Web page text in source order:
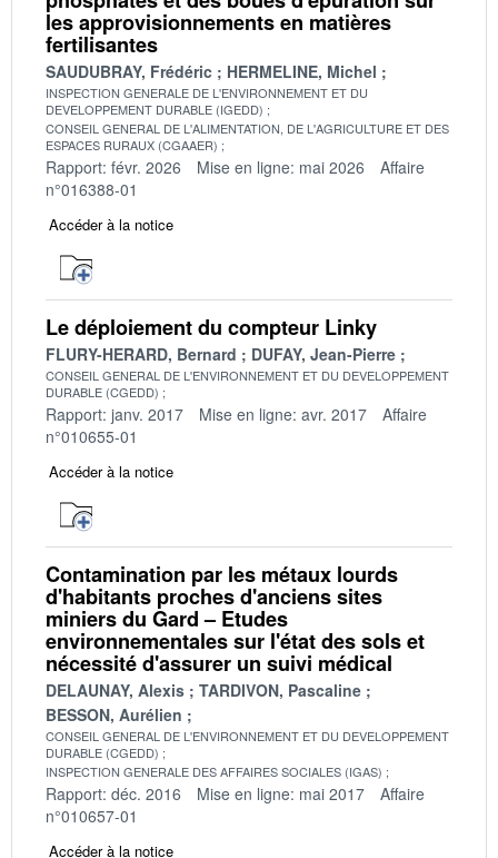
les approvisionnements en matières
fertilisantes
SAUDUBRAY, Frédéric HERMELINE, Michel
INSPECTION GENERALE DE L'ENVIRONNEMENT ET DU
DEVELOPPEMENT DURABLE (IGEDD)
CONSEIL GENERAL DE L'ALIMENTATION, DE L'AGRICULTURE ET DES
ESPACES RURAUX (CGAAER)
Rapport: févr. 2026 Mise en ligne: mai 2026
Affaire
n°016388-01
Accéder à la notice
Le déploiement du compteur Linky
FLURY-HERARD, Bernard DUFAY, Jean-Pierre
CONSEIL GENERAL DE L'ENVIRONNEMENT ET DU DEVELOPPEMENT
DURABLE (CGEDD)
Rapport: janv. 2017 Mise en ligne: avr. 2017
Affaire
n°010655-01
Accéder à la notice
Contamination par les métaux lourds
d'habitants proches d'anciens sites
miniers du Gard – Etudes
environnementales sur l'état des sols et
nécessité d'assurer un suivi médical
DELAUNAY, Alexis
TARDIVON, Pascaline
BESSON, Aurélien
CONSEIL GENERAL DE L'ENVIRONNEMENT ET DU DEVELOPPEMENT
DURABLE (CGEDD)
INSPECTION GENERALE DES AFFAIRES SOCIALES (IGAS)
Rapport: déc. 2016 Mise en ligne: mai 2017
Affaire
n°010657-01
Accéder à la notice